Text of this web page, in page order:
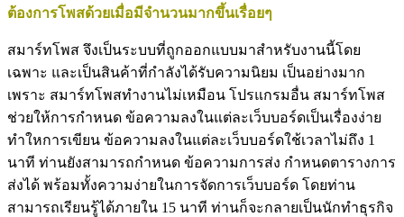
ต้องการโพสด้วยเมื่อมีจำนวนมากขึ้นเรื่อยๆ
สมาร์ทโพส จึงเป็นระบบที่ถูกออกแบบมาสำหรับงานนี้โดย
เฉพาะ และเป็นสินค้าที่กำลังได้รับความนิยม เป็นอย่างมาก
เพราะ สมาร์ทโพสทำงานไม่เหมือน โปรแกรมอื่น สมาร์ทโพส
ช่วยให้การกำหนด ข้อความลงในแต่ละเว็บบอร์ดเป็นเรื่องง่าย
ทำใหการเขียน ข้อความลงในแต่ละเว็บบอร์ดใช้เวลาไม่ถึง 1
นาที ท่านยังสามารถกำหนด ข้อความการส่ง กำหนดตารางการ
ส่งได้ พร้อมทั้งความง่ายในการจัดการเว็บบอร์ด โดยท่าน
สามารถเรียนรู้ได้ภายใน 15 นาที ท่านก็จะกลายเป็นนักทำธุรกิจ